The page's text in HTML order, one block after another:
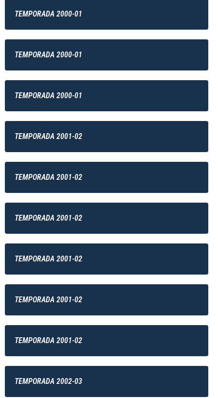
TEMPORADA 2000-01
TEMPORADA 2000-01
TEMPORADA 2000-01
TEMPORADA 2001-02
TEMPORADA 2001-02
TEMPORADA 2001-02
TEMPORADA 2001-02
TEMPORADA 2001-02
TEMPORADA 2001-02
TEMPORADA 2002-03